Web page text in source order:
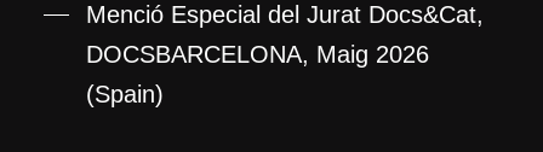
Menció Especial del Jurat Docs&Cat,
DOCSBARCELONA, Maig 2026
(Spain)